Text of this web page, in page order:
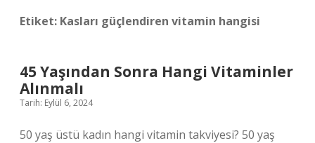
Etiket: Kasları güçlendiren vitamin hangisi
45 Yaşından Sonra Hangi Vitaminler
Alınmalı
Tarih: Eylül 6, 2024
50 yaş üstü kadın hangi vitamin takviyesi? 50 yaş